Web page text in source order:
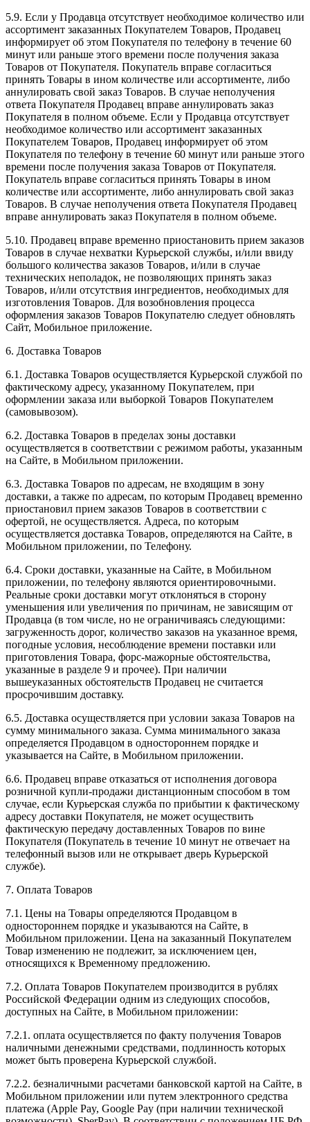
5.9. Если у Продавца отсутствует необходимое количество или
ассортимент заказанных Покупателем Товаров, Продавец
информирует об этом Покупателя по телефону в течение 60
минут или раньше этого времени после получения заказа
Товаров от Покупателя. Покупатель вправе согласиться
принять Товары в ином количестве или ассортименте, либо
аннулировать свой заказ Товаров. В случае неполучения
ответа Покупателя Продавец вправе аннулировать заказ
Покупателя в полном объеме. Если у Продавца отсутствует
необходимое количество или ассортимент заказанных
Покупателем Товаров, Продавец информирует об этом
Покупателя по телефону в течение 60 минут или раньше этого
времени после получения заказа Товаров от Покупателя.
Покупатель вправе согласиться принять Товары в ином
количестве или ассортименте, либо аннулировать свой заказ
Товаров. В случае неполучения ответа Покупателя Продавец
вправе аннулировать заказ Покупателя в полном объеме.
5.10. Продавец вправе временно приостановить прием заказов
Товаров в случае нехватки Курьерской службы, и/или ввиду
большого количества заказов Товаров, и/или в случае
технических неполадок, не позволяющих принять заказ
Товаров, и/или отсутствия ингредиентов, необходимых для
изготовления Товаров. Для возобновления процесса
оформления заказов Товаров Покупателю следует обновлять
Сайт, Мобильное приложение.
6. Доставка Товаров
6.1. Доставка Товаров осуществляется Курьерской службой по
фактическому адресу, указанному Покупателем, при
оформлении заказа или выборкой Товаров Покупателем
(самовывозом).
6.2. Доставка Товаров в пределах зоны доставки
осуществляется в соответствии с режимом работы, указанным
на Сайте, в Мобильном приложении.
6.3. Доставка Товаров по адресам, не входящим в зону
доставки, а также по адресам, по которым Продавец временно
приостановил прием заказов Товаров в соответствии с
офертой, не осуществляется. Адреса, по которым
осуществляется доставка Товаров, определяются на Сайте, в
Мобильном приложении, по Телефону.
6.4. Сроки доставки, указанные на Сайте, в Мобильном
приложении, по телефону являются ориентировочными.
Реальные сроки доставки могут отклоняться в сторону
уменьшения или увеличения по причинам, не зависящим от
Продавца (в том числе, но не ограничиваясь следующими:
загруженность дорог, количество заказов на указанное время,
погодные условия, несоблюдение времени поставки или
приготовления Товара, форс-мажорные обстоятельства,
указанные в разделе 9 и прочее). При наличии
вышеуказанных обстоятельств Продавец не считается
просрочившим доставку.
6.5. Доставка осуществляется при условии заказа Товаров на
сумму минимального заказа. Сумма минимального заказа
определяется Продавцом в одностороннем порядке и
указывается на Сайте, в Мобильном приложении.
6.6. Продавец вправе отказаться от исполнения договора
розничной купли-продажи дистанционным способом в том
случае, если Курьерская служба по прибытии к фактическому
адресу доставки Покупателя, не может осуществить
фактическую передачу доставленных Товаров по вине
Покупателя (Покупатель в течение 10 минут не отвечает на
телефонный вызов или не открывает дверь Курьерской
службе).
7. Оплата Товаров
7.1. Цены на Товары определяются Продавцом в
одностороннем порядке и указываются на Сайте, в
Мобильном приложении. Цена на заказанный Покупателем
Товар изменению не подлежит, за исключением цен,
относящихся к Временному предложению.
7.2. Оплата Товаров Покупателем производится в рублях
Российской Федерации одним из следующих способов,
доступных на Сайте, в Мобильном приложении:
7.2.1. оплата осуществляется по факту получения Товаров
наличными денежными средствами, подлинность которых
может быть проверена Курьерской службой.
7.2.2. безналичными расчетами банковской картой на Сайте, в
Мобильном приложении или путем электронного средства
платежа (Apple Pay, Google Pay (при наличии технической